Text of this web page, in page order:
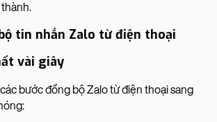
tin nhắn Zalo từ điện thoại
vài giây
bước đồng bộ Zalo từ điện thoại sang